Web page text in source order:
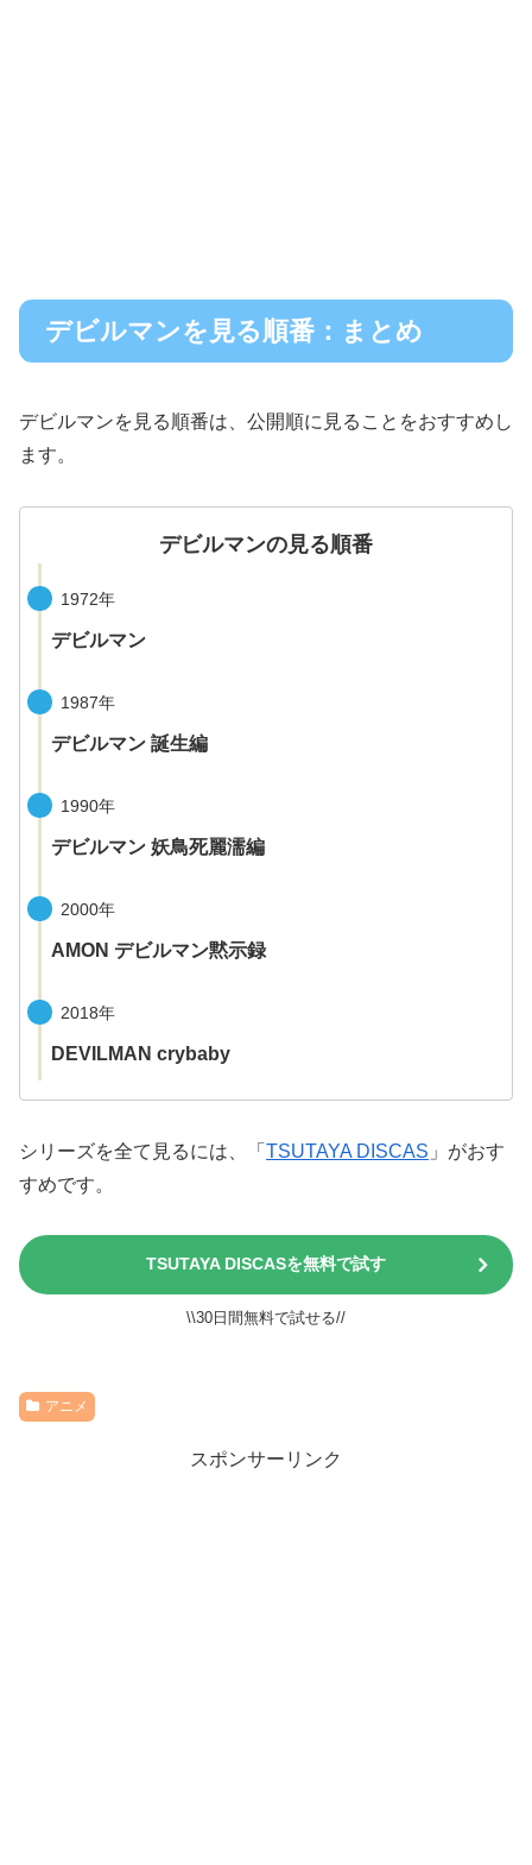
デビルマンを見る順番：まとめ
デビルマンを見る順番は、公開順に見ることをおすすめし
ます。
デビルマンの見る順番
1972年
デビルマン
1987年
デビルマン 誕生編
1990年
デビルマン 妖鳥死麗濡編
2000年
AMON デビルマン黙示録
2018年
DEVILMAN crybaby
シリーズを全て見るには、「 TSUTAYA DISCAS 」がおす
すめです。
TSUTAYA DISCASを無料で試す
\\30日間無料で試せる//
アニメ
スポンサーリンク